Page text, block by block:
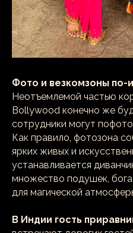
Фото и везкомзоны по-
Неотъемлемой частью
Bollywood конечно же
сотрудники могут
Как правило, фотозона
ярких живых и
устанавливается
множество подушек,
для магической
В Индии гость